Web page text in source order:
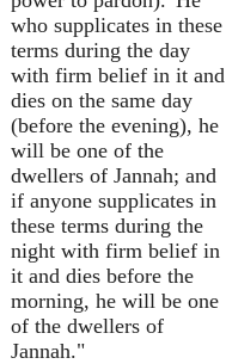
who supplicates in these
terms during the day
with firm belief in it and
dies on the same day
(before the evening), he
will be one of the
dwellers of Jannah; and
if anyone supplicates in
these terms during the
night with firm belief in
it and dies before the
morning, he will be one
of the dwellers of
Jannah."